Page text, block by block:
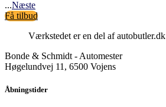
...Næste
Få tilbud
Værkstedet er en del af autobutler.dk
Bonde & Schmidt - Automester
Høgelundvej 11, 6500 Vojens
Åbningstider